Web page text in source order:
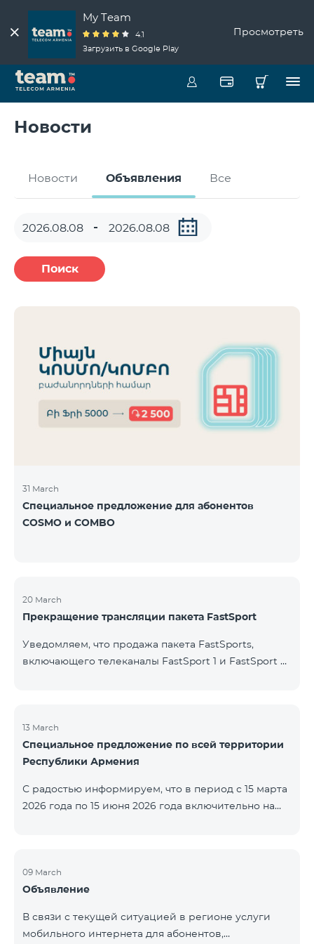
My Team
4.1
Загрузить в Google Play
Просмотреть
Новости
Новости Объявления Все
Поиск
31 March
Специальное предложение для абонентов
COSMO и COMBO
20 March
Прекращение трансляции пакета FastSport
Уведомляем, что продажа пакета FastSports,
включающего телеканалы FastSport 1 и FastSport 2,
решением вещателя. По вопросам или для
получения дополнительной информации просим
обращаться в компанию «Фаст Медиа».
13 March
Специальное предложение по всей территории
Республики Армения
С радостью информируем, что в период с 15 марта
2026 года по 15 июня 2026 года включительно на
Региональный будут доступны со скидкой 25% при
подключении на 12 месяцев с автоматическим
пакет COMBO 4 9900 также предоставляется со
скидкой 25% сроком на 12 месяцев. Кроме того, для
09 March
Объявление
В связи с текущей ситуацией в регионе услуги
мобильного интернета для абонентов,